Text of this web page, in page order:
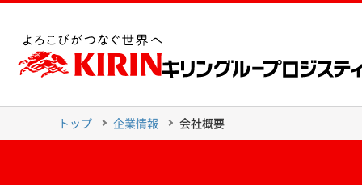
トップ 企業情報 会社概要